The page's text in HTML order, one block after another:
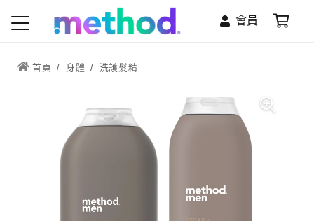
會員
首頁 / 身體 / 洗護髮精